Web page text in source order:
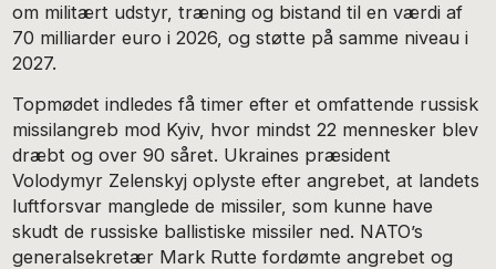
om militært udstyr, træning og bistand til en værdi af
70 milliarder euro i 2026, og støtte på samme niveau i
2027.
Topmødet indledes få timer efter et omfattende russisk
missilangreb mod Kyiv, hvor mindst 22 mennesker blev
dræbt og over 90 såret. Ukraines præsident
Volodymyr Zelenskyj oplyste efter angrebet, at landets
luftforsvar manglede de missiler, som kunne have
skudt de russiske ballistiske missiler ned. NATO’s
generalsekretær Mark Rutte fordømte angrebet og